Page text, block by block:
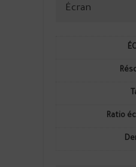
Écran
Ratio